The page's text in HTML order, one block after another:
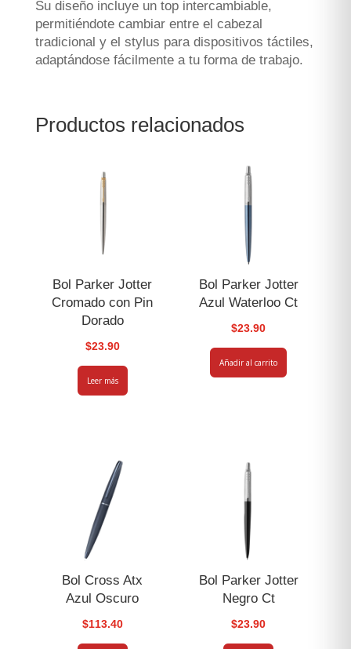
Su diseño incluye un top intercambiable,
permitiéndote cambiar entre el cabezal
tradicional y el stylus para dispositivos táctiles,
adaptándose fácilmente a tu forma de trabajo.
Productos relacionados
Bol Parker Jotter
Cromado con Pin
Dorado
$23.90
Leer más
Bol Parker Jotter
Azul Waterloo Ct
$23.90
Añadir al carrito
Bol Cross Atx
Azul Oscuro
$113.40
Bol Parker Jotter
Negro Ct
$23.90